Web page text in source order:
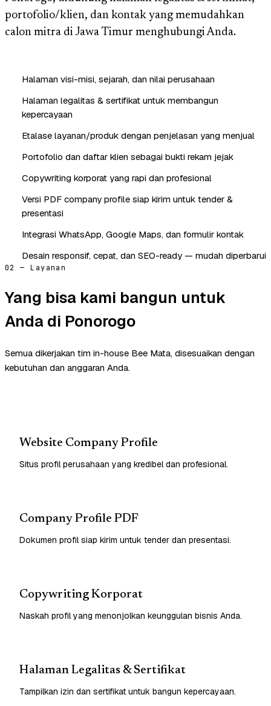
portofolio/klien, dan kontak yang memudahkan
calon mitra di Jawa Timur menghubungi Anda.
Halaman visi-misi, sejarah, dan nilai perusahaan
Halaman legalitas & sertifikat untuk membangun
kepercayaan
Etalase layanan/produk dengan penjelasan yang menjual
Portofolio dan daftar klien sebagai bukti rekam jejak
Copywriting korporat yang rapi dan profesional
Versi PDF company profile siap kirim untuk tender &
presentasi
Integrasi WhatsApp, Google Maps, dan formulir kontak
Desain responsif, cepat, dan SEO-ready — mudah diperbarui
02 — Layanan
Yang bisa kami bangun untuk
Anda di Ponorogo
Semua dikerjakan tim in-house Bee Mata, disesuaikan dengan
kebutuhan dan anggaran Anda.
Website Company Profile
Situs profil perusahaan yang kredibel dan profesional.
Company Profile PDF
Dokumen profil siap kirim untuk tender dan presentasi.
Copywriting Korporat
Naskah profil yang menonjolkan keunggulan bisnis Anda.
Halaman Legalitas & Sertifikat
Tampilkan izin dan sertifikat untuk bangun kepercayaan.